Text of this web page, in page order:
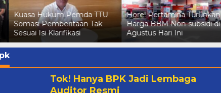
Kuasa Hukum Pemda TTU
Somasi Pemberitaan Tak
Sesuai Isi Klarifikasi
Hore! Pertamina Turunkan
Harga BBM Non-subsidi di
Agustus Hari Ini
Tok! Hanya BPK Jadi Lembaga
Auditor Resmi